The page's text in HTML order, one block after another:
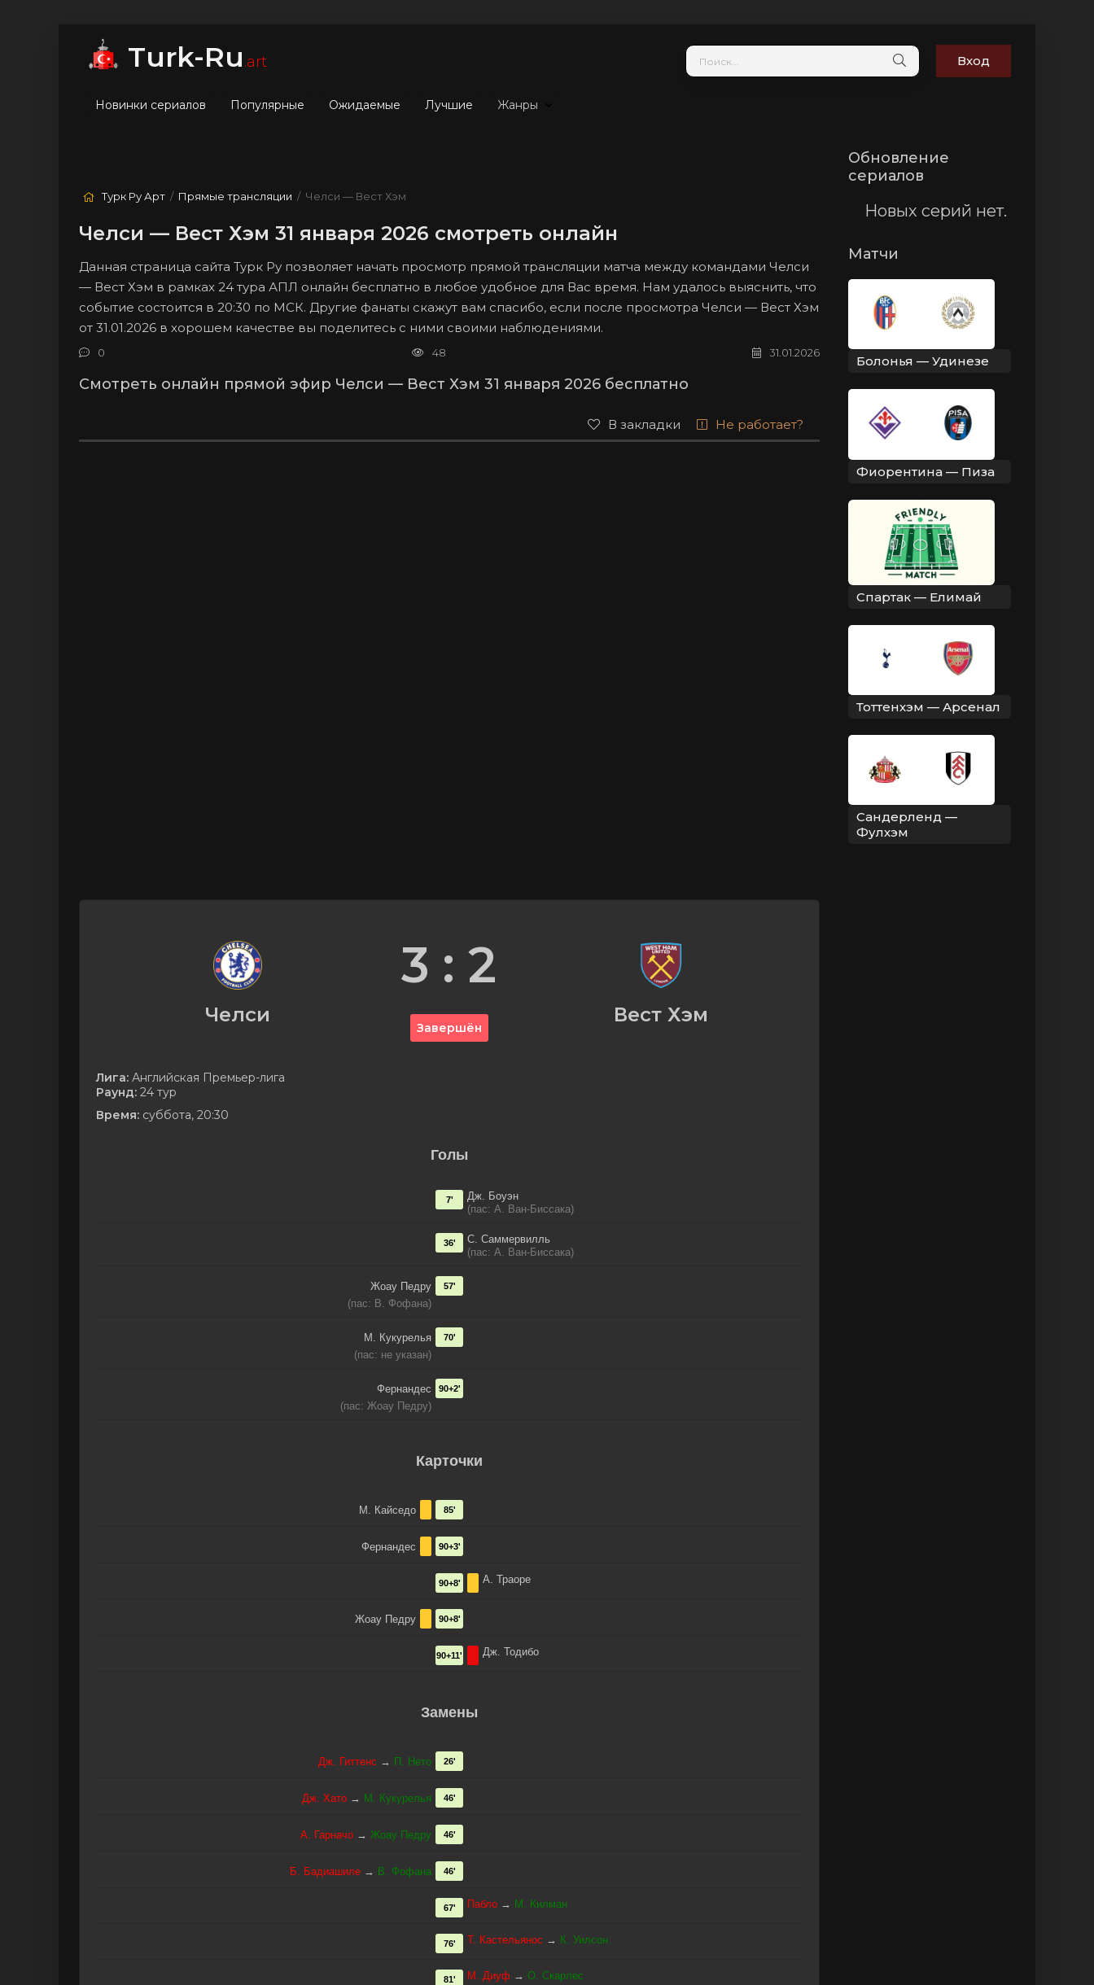
Turk-Ru.art Вход
Новинки сериалов Популярные Ожидаемые Лучшие Жанры
Турк Ру Арт / Прямые трансляции / Челси — Вест Хэм
Челси — Вест Хэм 31 января 2026 смотреть онлайн
Данная страница сайта Турк Ру позволяет начать просмотр прямой трансляции матча между командами Челси
— Вест Хэм в рамках 24 тура АПЛ онлайн бесплатно в любое удобное для Вас время. Нам удалось выяснить, что
событие состоится в 20:30 по МСК. Другие фанаты скажут вам спасибо, если после просмотра Челси — Вест Хэм
от 31.01.2026 в хорошем качестве вы поделитесь с ними своими наблюдениями.
31.01.2026
48
0
Смотреть онлайн прямой эфир Челси — Вест Хэм 31 января 2026 бесплатно
В закладки Не работает?
Челси
3 : 2
Завершён
Вест Хэм
Лига: Английская Премьер-лига
Раунд: 24 тур
Время: суббота, 20:30
Голы
Дж. Боуэн
(пас: А. Ван-Биссака)
7'
С. Саммервилль
(пас: А. Ван-Биссака)
36'
Жоау Педру
(пас: В. Фофана)
57'
М. Кукурелья
(пас: не указан)
70'
Фернандес
(пас: Жоау Педру)
90+2'
Карточки
М. Кайседо 85'
Фернандес 90+3'
А. Траоре
90+8'
Жоау Педру 90+8'
Дж. Тодибо
90+11'
Замены
Дж. Гиттенс → П. Нето 26'
Дж. Хато → М. Кукурелья 46'
А. Гарначо → Жоау Педру 46'
Б. Бадиашиле → В. Фофана 46'
Пабло → М. Килман
67'
Т. Кастельянос → К. Уилсон
76'
М. Диуф → О. Скарлес
81'
Обновление
сериалов
Новых серий нет.
Матчи
Болонья — Удинезе
Фиорентина — Пиза
Спартак — Елимай
Тоттенхэм — Арсенал
Сандерленд —
Фулхэм